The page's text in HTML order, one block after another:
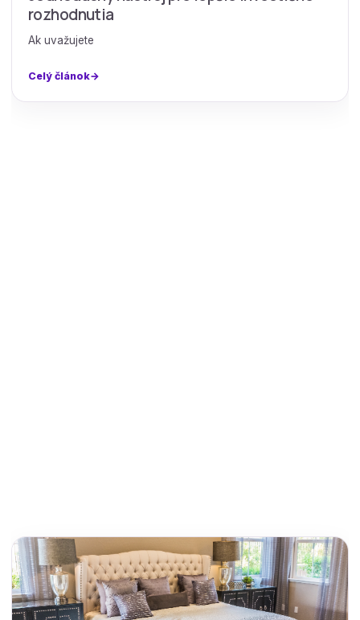
rozhodnutia
Ak uvažujete
Celý článok